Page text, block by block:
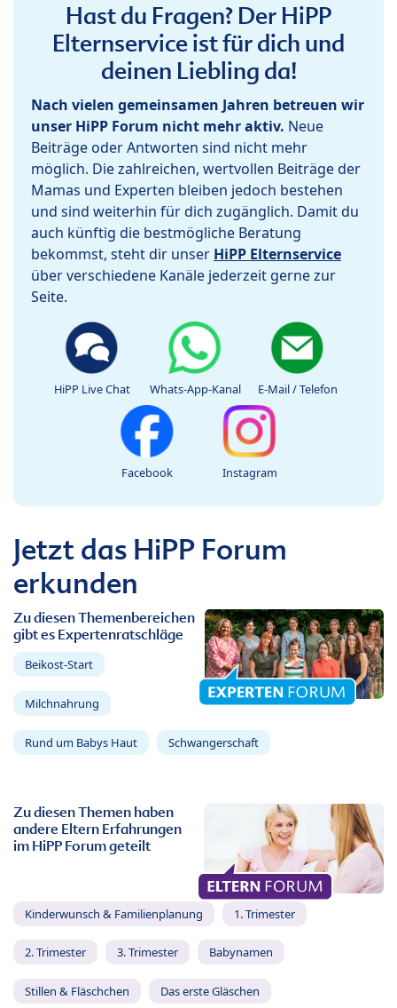
Hast du Fragen? Der HiPP
Elternservice ist für dich und
deinen Liebling da!
Nach vielen gemeinsamen Jahren betreuen wir
unser HiPP Forum nicht mehr aktiv. Neue
Beiträge oder Antworten sind nicht mehr
möglich. Die zahlreichen, wertvollen Beiträge der
Mamas und Experten bleiben jedoch bestehen
und sind weiterhin für dich zugänglich. Damit du
auch künftig die bestmögliche Beratung
bekommst, steht dir unser HiPP Elternservice
über verschiedene Kanäle jederzeit gerne zur
Seite.
HiPP Live Chat Whats-App-Kanal E-Mail / Telefon
Facebook Instagram
Jetzt das HiPP Forum
erkunden
Zu diesen Themenbereichen
gibt es Expertenratschläge
Beikost-Start
Milchnahrung
Rund um Babys Haut Schwangerschaft
Zu diesen Themen haben
andere Eltern Erfahrungen
im HiPP Forum geteilt
Kinderwunsch & Familienplanung 1. Trimester
2. Trimester 3. Trimester Babynamen
Stillen & Fläschchen Das erste Gläschen